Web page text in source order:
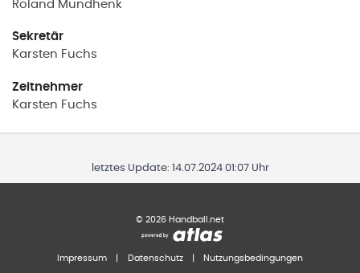
Roland Mundhenk
Sekretär
Karsten Fuchs
Zeitnehmer
Karsten Fuchs
letztes Update: 14.07.2024 01:07 Uhr
© 2026 Handball.net
Impressum Datenschutz Nutzungsbedingungen